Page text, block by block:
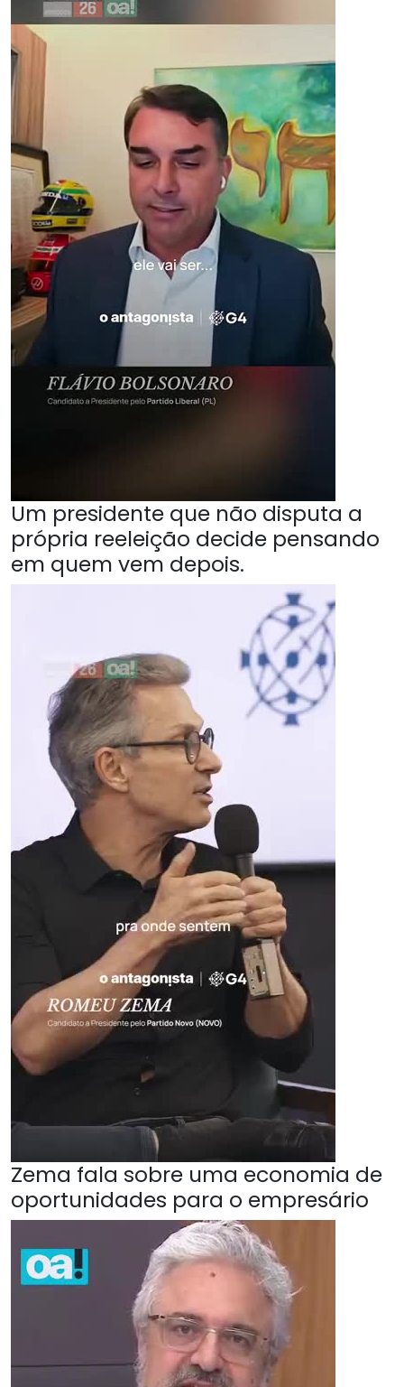
Um presidente que não disputa a
própria reeleição decide pensando
em quem vem depois.
Zema fala sobre uma economia de
oportunidades para o empresário